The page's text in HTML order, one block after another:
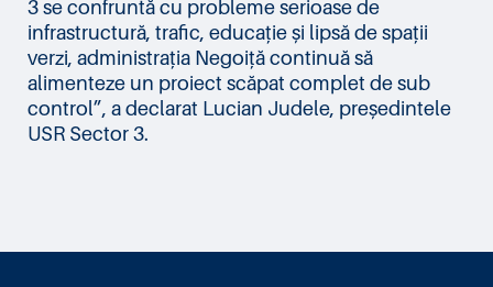
3 se confruntă cu probleme serioase de
infrastructură, trafic, educație și lipsă de spații
verzi, administrația Negoiță continuă să
alimenteze un proiect scăpat complet de sub
control”, a declarat Lucian Judele, președintele
USR Sector 3.